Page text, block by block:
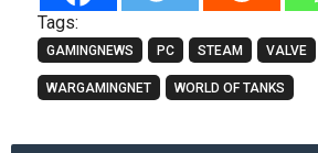
Tags:
GAMINGNEWS PC STEAM VALVE
WARGAMINGNET WORLD OF TANKS